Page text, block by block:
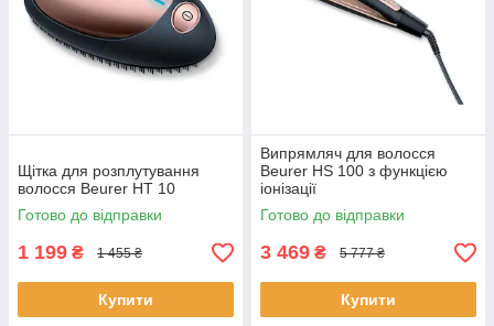
Щітка для розплутування
волосся Beurer HT 10
Готово до відправки
1 199 ₴ 1 455 ₴
Купити
Випрямляч для волосся
Beurer HS 100 з функцією
іонізації
Готово до відправки
3 469 ₴ 5 777 ₴
Купити